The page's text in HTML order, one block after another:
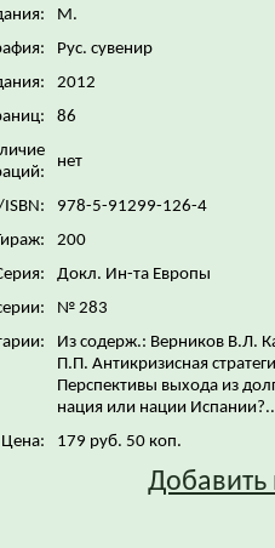
М.
Рус. сувенир
2012
86
нет
ISBN:
978-5-91299-126-4
200
Докл. Ин-та Европы
№ 283
Из содерж.: Верников В.Л.
П.П. Антикризисная
Перспективы выхода из
нация или нации
Цена:
179 руб. 50 коп.
Добавить